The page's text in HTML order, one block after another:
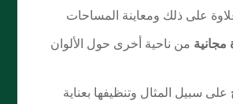
على ذلك ومعاينة المساحات
مجانية من ناحية أخرى حول الألوان
على سبيل المثال وتنظيفها بعناية